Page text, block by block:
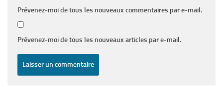
Prévenez-moi de tous les nouveaux commentaires par e-mail.
Prévenez-moi de tous les nouveaux articles par e-mail.